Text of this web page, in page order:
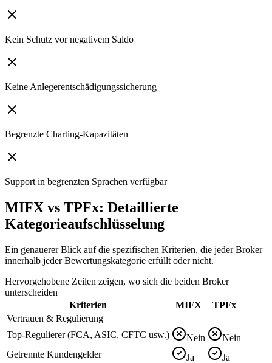
Kein Schutz vor negativem Saldo
Keine Anlegerentschädigungssicherung
Begrenzte Charting-Kapazitäten
Support in begrenzten Sprachen verfügbar
MIFX vs TPFx: Detaillierte
Kategorieaufschlüsselung
Ein genauerer Blick auf die spezifischen Kriterien, die jeder Broker
innerhalb jeder Bewertungskategorie erfüllt oder nicht.
Hervorgehobene Zeilen zeigen, wo sich die beiden Broker
unterscheiden
Kriterien
MIFX
TPFx
Vertrauen & Regulierung
Top-Regulierer (FCA, ASIC, CFTC usw.)
Nein
Nein
Getrennte Kundengelder
Ja
Ja